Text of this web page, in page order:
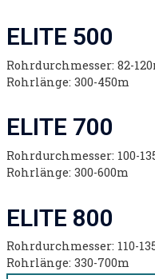
ELITE 500
Rohrdurchmesser: 82-
Rohrlänge: 300-450m
ELITE 700
Rohrdurchmesser: 100-
Rohrlänge: 300-600m
ELITE 800
Rohrdurchmesser: 110-
Rohrlänge: 330-700m